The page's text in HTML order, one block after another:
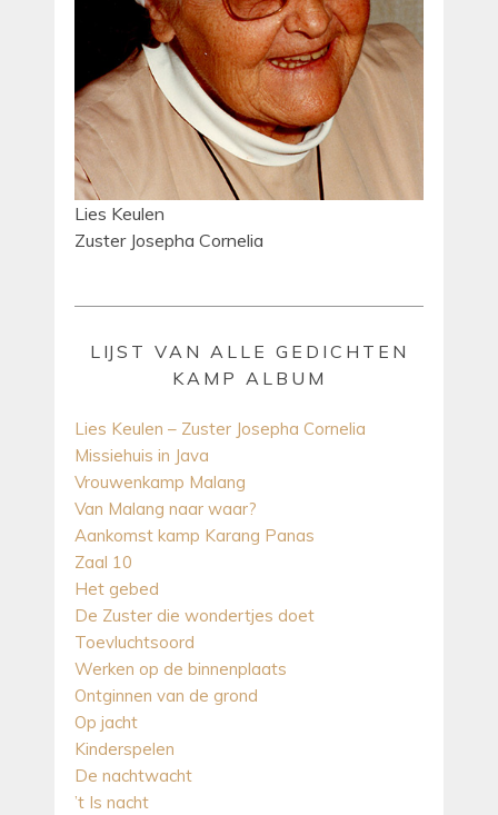
Lies Keulen
Zuster Josepha Cornelia
LIJST VAN ALLE GEDICHTEN
KAMP ALBUM
Lies Keulen – Zuster Josepha Cornelia
Missiehuis in Java
Vrouwenkamp Malang
Van Malang naar waar?
Aankomst kamp Karang Panas
Zaal 10
Het gebed
De Zuster die wondertjes doet
Toevluchtsoord
Werken op de binnenplaats
Ontginnen van de grond
Op jacht
Kinderspelen
De nachtwacht
’t Is nacht